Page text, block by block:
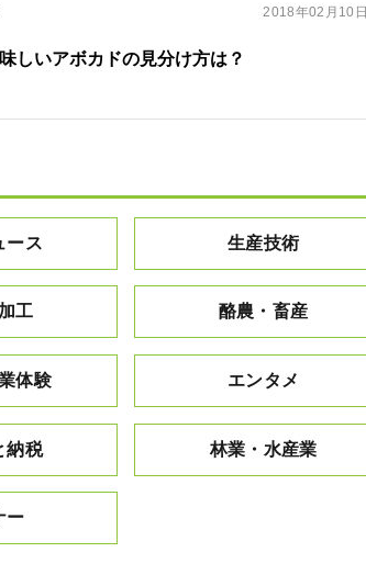
2018年02月10日
しいアボカドの見分け方は？
ース 生産技術
工 酪農・畜産
体験 エンタメ
納税 林業・水産業
ー